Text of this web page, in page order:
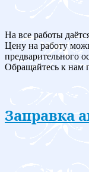
На все работы
Цену на работу
предварительного
Обращайтесь к нам
Заправка